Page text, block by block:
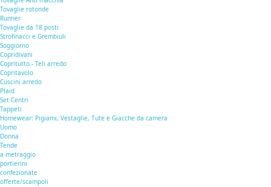
Tovaglie rotonde
Runner
Tovaglie da 18 posti
Strofinacci e Grembiuli
Soggiorno
Copridivani
Copritutto - Teli arredo
Copritavolo
Cuscini arredo
Plaid
Set Centri
Tappeti
Homewear: Pigiami, Vestaglie, Tute e Giacche da camera
Uomo
Donna
Tende
a metraggio
portierini
confezionate
offerte/scampoli